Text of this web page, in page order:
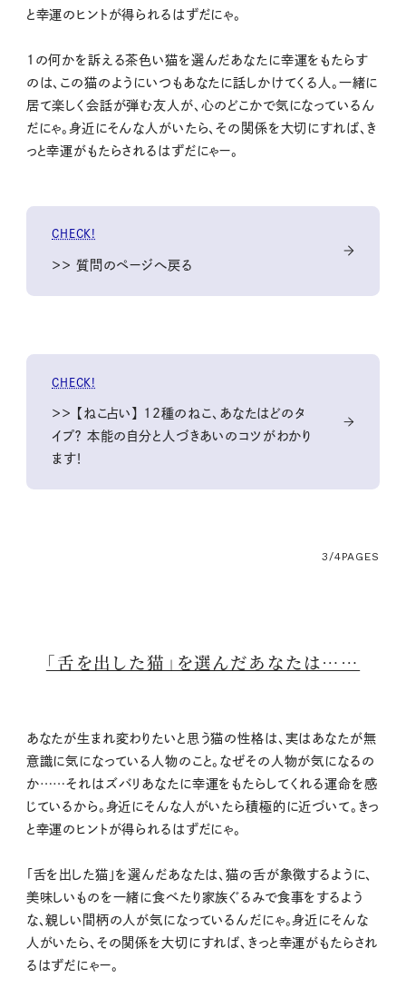
と幸運のヒントが得られるはずだにゃ。
1の何かを訴える茶色い猫を選んだあなたに幸運をもたらす
のは、この猫のようにいつもあなたに話しかけてくる人。一緒に
居て楽しく会話が弾む友人が、心のどこかで気になっているん
だにゃ。身近にそんな人がいたら、その関係を大切にすれば、き
っと幸運がもたらされるはずだにゃー。
CHECK!
＞＞ 質問のページへ戻る
CHECK!
＞＞ 【ねこ占い】 12種のねこ、あなたはどのタ
イプ？ 本能の自分と人づきあいのコツがわかり
ます！
3/4PAGES
「舌を出した猫」を選んだあなたは……
あなたが生まれ変わりたいと思う猫の性格は、実はあなたが無
意識に気になっている人物のこと。なぜその人物が気になるの
か……それはズバリあなたに幸運をもたらしてくれる運命を感
じているから。身近にそんな人がいたら積極的に近づいて。きっ
と幸運のヒントが得られるはずだにゃ。
「舌を出した猫」を選んだあなたは、猫の舌が象徴するように、
美味しいものを一緒に食べたり家族ぐるみで食事をするよう
な、親しい間柄の人が気になっているんだにゃ。身近にそんな
人がいたら、その関係を大切にすれば、きっと幸運がもたらされ
るはずだにゃー。